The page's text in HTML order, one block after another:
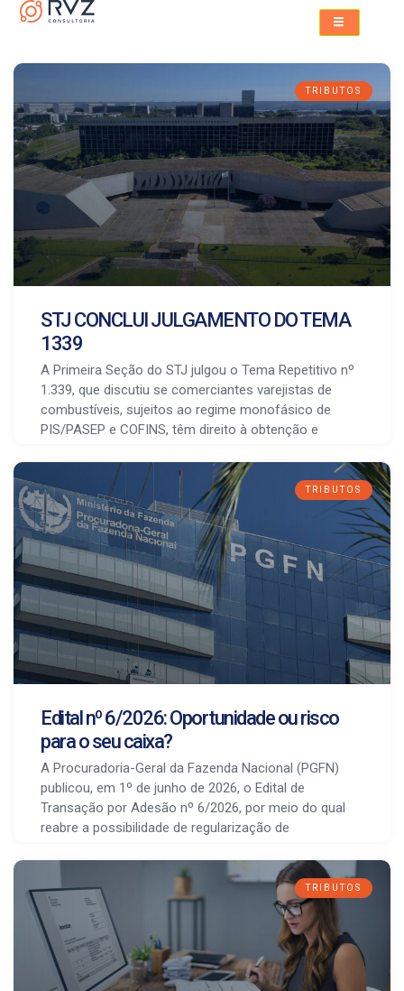
TRIBUTOS
STJ CONCLUI JULGAMENTO DO TEMA
1339
A Primeira Seção do STJ julgou o Tema Repetitivo nº
1.339, que discutiu se comerciantes varejistas de
combustíveis, sujeitos ao regime monofásico de
PIS/PASEP e COFINS, têm direito à obtenção e
TRIBUTOS
Edital nº 6/2026: Oportunidade ou risco
para o seu caixa?
A Procuradoria-Geral da Fazenda Nacional (PGFN)
publicou, em 1º de junho de 2026, o Edital de
Transação por Adesão nº 6/2026, por meio do qual
reabre a possibilidade de regularização de
TRIBUTOS